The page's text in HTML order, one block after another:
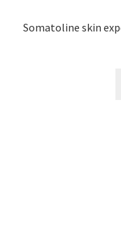
Somatoline skin